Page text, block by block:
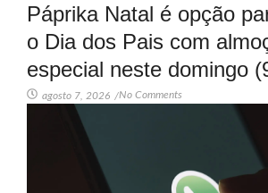
Páprika Natal é opção
o Dia dos Pais com
especial neste domingo
agosto 7, 2026 /No Comments